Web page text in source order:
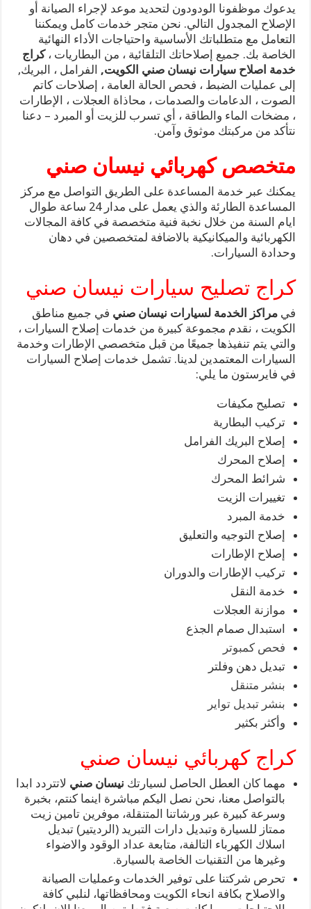
يدعوك موظفونا الودودون لتحديد موعد لإجراء الصيانة أو
الإصلاح المجدول التالي. نحن متجر خدمات كامل ويمكننا
التعامل مع متطلباتك الأساسية واحتياجات الأداء النهائية
الخاصة بك. جميع إصلاحاتك التلقائية ، من البطاريات ،كراج
خدمة اصلاح سيارات نيسان صني الكويت, الفرامل ، البريك,
إلى عمليات الضبط ، فحص الحالة العامة ، إصلاحات كاتم
الصوت ، الدعامات والصدمات ، محاذاة العجلات ، الإطارات
، مضخات الماء والطاقة ، أي تسرب للزيت أو المبرد – دعنا
نتأكد من مركبتك موثوق وآمن.
متخصص كهربائي نيسان صني
يمكنك عبر خدمة المساعدة على الطريق التواصل مع مركز
المساعدة الطارئة والذي يعمل على مدار 24 ساعة طوال
ايام السنة من خلال نخبة فنية متخصصة في كافة المجالات
الكهربائية والميكانيكية بالاضافة لمتخصصين في دهان
وحدادة السيارات.
كراج تصليح سيارات نيسان صني
فيمراكز الخدمة لسيارات نيسان صني في جميع مناطق
الكويت ، نقدم مجموعة كبيرة من خدمات إصلاح السيارات ،
والتي يتم تنفيذها جميعًا من قبل متخصصي الإطارات وخدمة
السيارات المعتمدين لدينا. تشمل خدمات إصلاح السيارات
في فايرستون ما يلي:
تصليح مكيفات
تركيب البطارية
إصلاح البريك الفرامل
إصلاح المحرك
شرائط المحرك
تغييرات الزيت
خدمة المبرد
إصلاح التوجيه والتعليق
إصلاح الإطارات
تركيب الإطارات والدوران
خدمة النقل
موازنة العجلات
استبدال صمام الجذع
فحص كمبوتر
تبديل دهن وفلتر
بنشر متنقل
بنشر تبديل تواير
وأكثر بكثير
كراج كهربائي نيسان صني
مهما كان العطل الحاصل لسيارتك نيسان صني لاتتردد ابدا
بالتواصل معنا، نحن نصل اليكم مباشرة اينما كنتم، بخبرة
وسرعة كبيرة عبر ورشاتنا المتنقلة، موفرين تامين زيت
ممتاز للسيارة وتبديل دارات التبريد (الرديتير) تبديل
اسلاك الكهرباء التالفة، متابعة عداد الوقود والاضواء
وغيرها من التقنيات الخاصة بالسيارة.
تحرص شركتنا على توفير الخدمات وعمليات الصيانة
والاصلاح بكافة انحاء الكويت ومحافظاتها، لنلبي كافة